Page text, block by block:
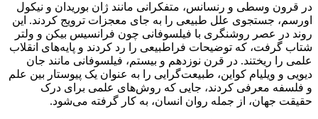
در قرون وسطی و رنسانس، متفکرانی مانند ژان بوریدان و نیکول
اورسم، جستجوی علل طبیعی را به جای معجزات ترویج کردند. این
روند در عصر روشنگری با فیلسوفانی چون فرانسیس بیکن و ولتر
شتاب گرفت، که توضیحات فراطبیعی را رد کردند و پایه‌های انقلاب
علمی را ریختند. در قرن نوزدهم و بیستم، فیلسوفانی مانند جان
دیویی و ویلیام کواین، طبیعت‌گرایی را به عنوان یک پیوستار بین علم
و فلسفه معرفی کردند، جایی که روش‌های علمی برای درک
حقیقت جهان، از جمله روان انسان، به کار گرفته می‌شود.